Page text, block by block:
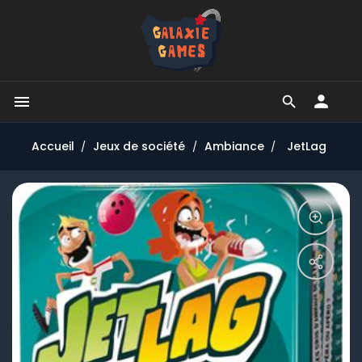


Accueil Jeux de société Ambiance JetLag